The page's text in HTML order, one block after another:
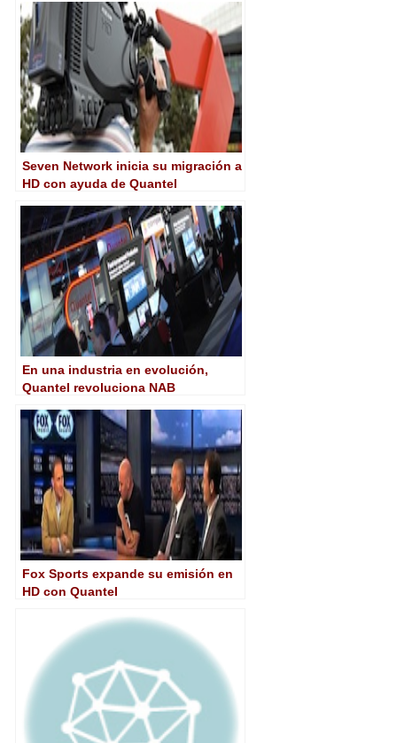
Seven Network inicia su migración a
HD con ayuda de Quantel
En una industria en evolución,
Quantel revoluciona NAB
Fox Sports expande su emisión en
HD con Quantel